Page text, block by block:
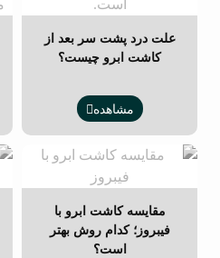
علت درد پشت سر بعد از
کاشت ابرو چیست؟
مشاهده
مقایسه کاشت ابرو با
فیبروز؛ کدام روش بهتر
است؟